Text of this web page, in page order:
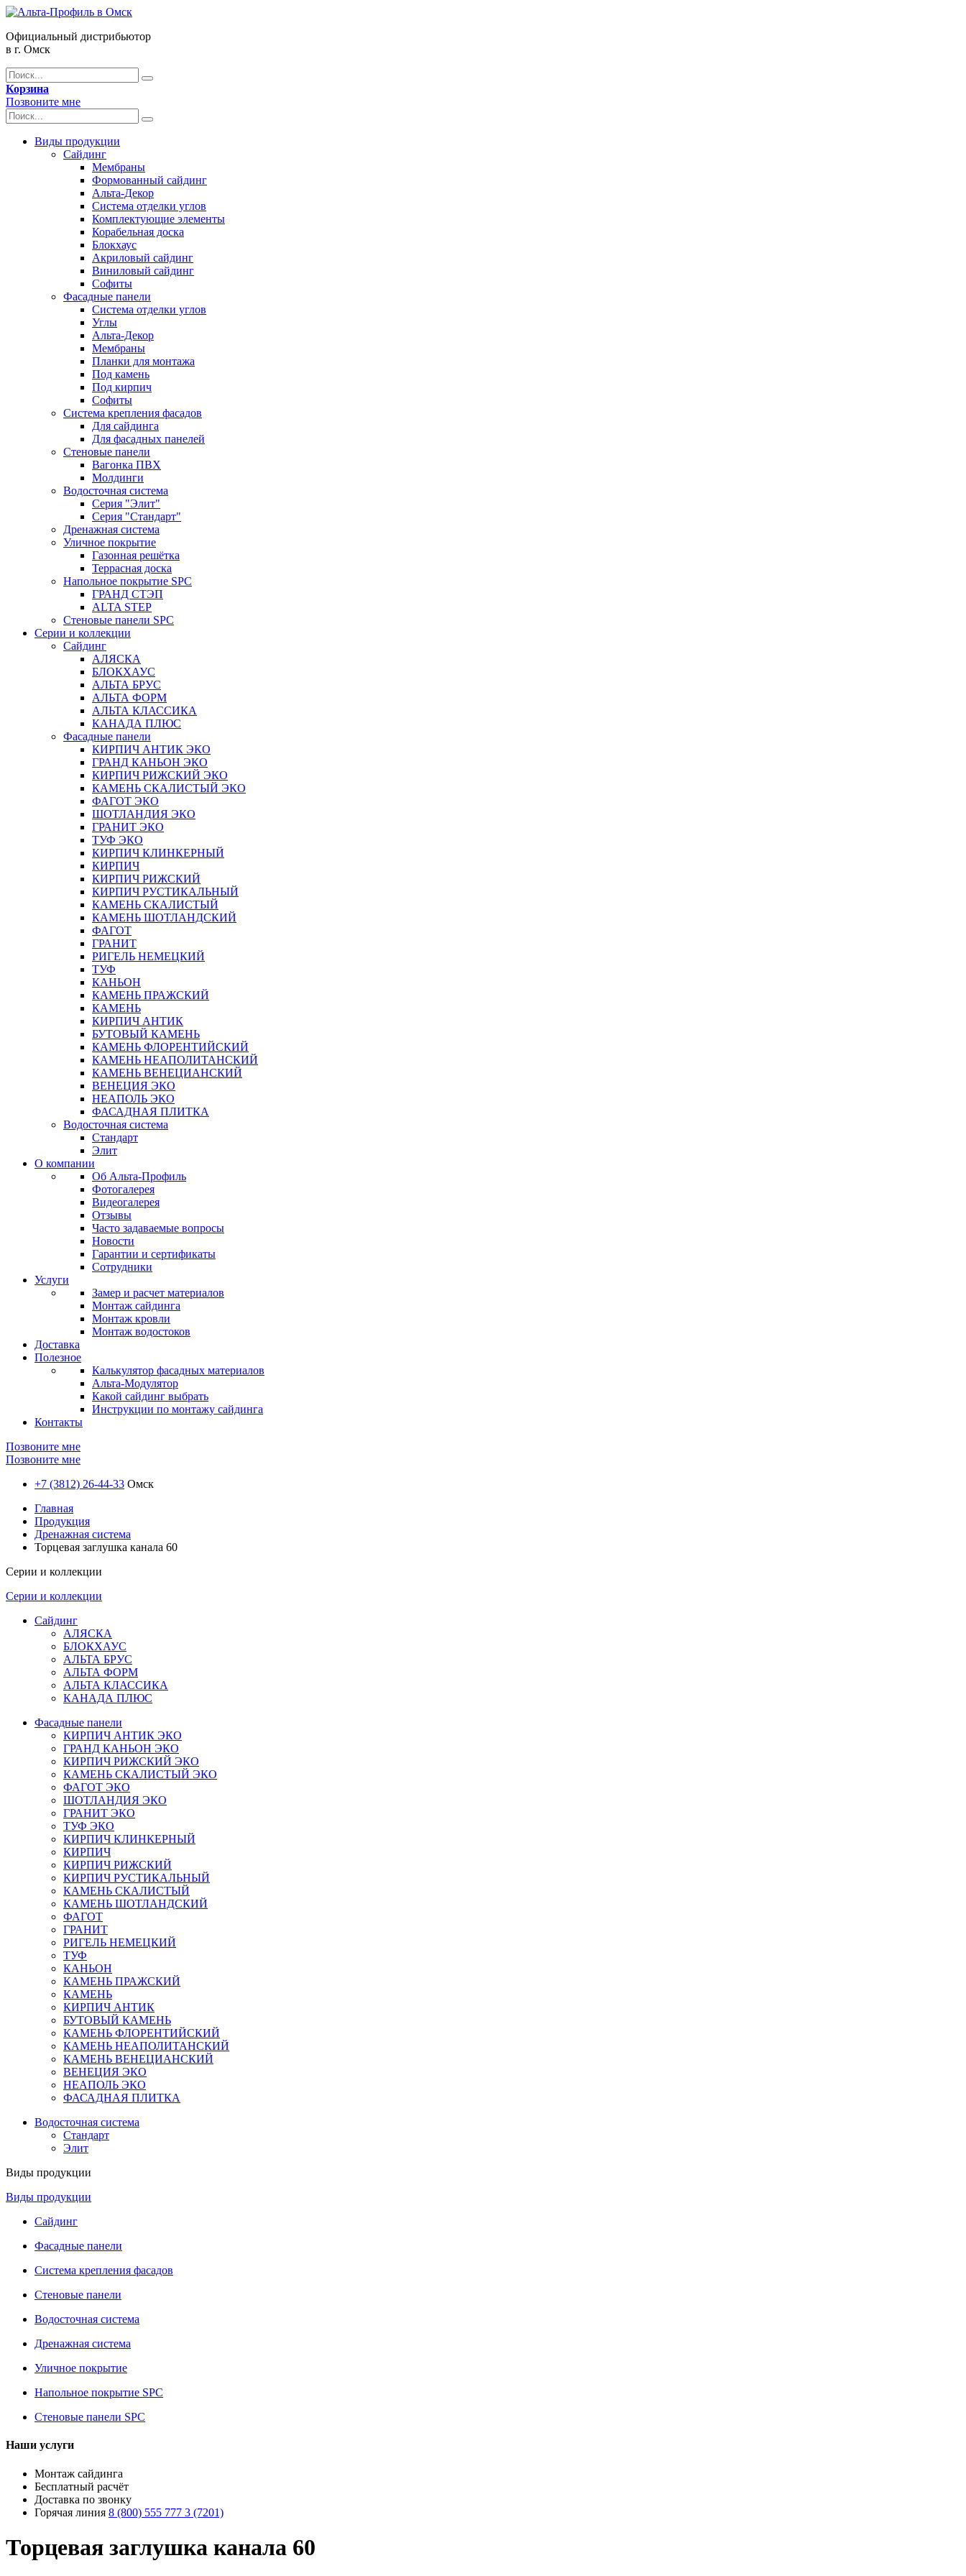
Официальный дистрибьютор
в г. Омск
Корзина
Позвоните мне
Виды продукции
Сайдинг
Мембраны
Формованный сайдинг
Альта-Декор
Система отделки углов
Комплектующие элементы
Корабельная доска
Блокхаус
Акриловый сайдинг
Виниловый сайдинг
Софиты
Фасадные панели
Система отделки углов
Углы
Альта-Декор
Мембраны
Планки для монтажа
Под камень
Под кирпич
Софиты
Система крепления фасадов
Для сайдинга
Для фасадных панелей
Стеновые панели
Вагонка ПВХ
Молдинги
Водосточная система
Серия "Элит"
Серия "Стандарт"
Дренажная система
Уличное покрытие
Газонная решётка
Террасная доска
Напольное покрытие SPC
ГРАНД СТЭП
ALTA STEP
Стеновые панели SPC
Серии и коллекции
Сайдинг
АЛЯСКА
БЛОКХАУС
АЛЬТА БРУС
АЛЬТА ФОРМ
АЛЬТА КЛАССИКА
КАНАДА ПЛЮС
Фасадные панели
КИРПИЧ АНТИК ЭКО
ГРАНД КАНЬОН ЭКО
КИРПИЧ РИЖСКИЙ ЭКО
КАМЕНЬ СКАЛИСТЫЙ ЭКО
ФАГОТ ЭКО
ШОТЛАНДИЯ ЭКО
ГРАНИТ ЭКО
ТУФ ЭКО
КИРПИЧ КЛИНКЕРНЫЙ
КИРПИЧ
КИРПИЧ РИЖСКИЙ
КИРПИЧ РУСТИКАЛЬНЫЙ
КАМЕНЬ СКАЛИСТЫЙ
КАМЕНЬ ШОТЛАНДСКИЙ
ФАГОТ
ГРАНИТ
РИГЕЛЬ НЕМЕЦКИЙ
ТУФ
КАНЬОН
КАМЕНЬ ПРАЖСКИЙ
КАМЕНЬ
КИРПИЧ АНТИК
БУТОВЫЙ КАМЕНЬ
КАМЕНЬ ФЛОРЕНТИЙСКИЙ
КАМЕНЬ НЕАПОЛИТАНСКИЙ
КАМЕНЬ ВЕНЕЦИАНСКИЙ
ВЕНЕЦИЯ ЭКО
НЕАПОЛЬ ЭКО
ФАСАДНАЯ ПЛИТКА
Водосточная система
Стандарт
Элит
О компании
Об Альта-Профиль
Фотогалерея
Видеогалерея
Отзывы
Часто задаваемые вопросы
Новости
Гарантии и сертификаты
Сотрудники
Услуги
Замер и расчет материалов
Монтаж сайдинга
Монтаж кровли
Монтаж водостоков
Доставка
Полезное
Калькулятор фасадных материалов
Альта-Модулятор
Какой сайдинг выбрать
Инструкции по монтажу сайдинга
Контакты
Позвоните мне
Позвоните мне
+7 (3812) 26-44-33 Омск
Главная
Продукция
Дренажная система
Торцевая заглушка канала 60
Серии и коллекции
Серии и коллекции
Сайдинг
АЛЯСКА
БЛОКХАУС
АЛЬТА БРУС
АЛЬТА ФОРМ
АЛЬТА КЛАССИКА
КАНАДА ПЛЮС
Фасадные панели
КИРПИЧ АНТИК ЭКО
ГРАНД КАНЬОН ЭКО
КИРПИЧ РИЖСКИЙ ЭКО
КАМЕНЬ СКАЛИСТЫЙ ЭКО
ФАГОТ ЭКО
ШОТЛАНДИЯ ЭКО
ГРАНИТ ЭКО
ТУФ ЭКО
КИРПИЧ КЛИНКЕРНЫЙ
КИРПИЧ
КИРПИЧ РИЖСКИЙ
КИРПИЧ РУСТИКАЛЬНЫЙ
КАМЕНЬ СКАЛИСТЫЙ
КАМЕНЬ ШОТЛАНДСКИЙ
ФАГОТ
ГРАНИТ
РИГЕЛЬ НЕМЕЦКИЙ
ТУФ
КАНЬОН
КАМЕНЬ ПРАЖСКИЙ
КАМЕНЬ
КИРПИЧ АНТИК
БУТОВЫЙ КАМЕНЬ
КАМЕНЬ ФЛОРЕНТИЙСКИЙ
КАМЕНЬ НЕАПОЛИТАНСКИЙ
КАМЕНЬ ВЕНЕЦИАНСКИЙ
ВЕНЕЦИЯ ЭКО
НЕАПОЛЬ ЭКО
ФАСАДНАЯ ПЛИТКА
Водосточная система
Стандарт
Элит
Виды продукции
Виды продукции
Сайдинг
Фасадные панели
Система крепления фасадов
Стеновые панели
Водосточная система
Дренажная система
Уличное покрытие
Напольное покрытие SPC
Стеновые панели SPC
Наши услуги
Монтаж сайдинга
Бесплатный расчёт
Доставка по звонку
Горячая линия 8 (800) 555 777 3 (7201)
Торцевая заглушка канала 60